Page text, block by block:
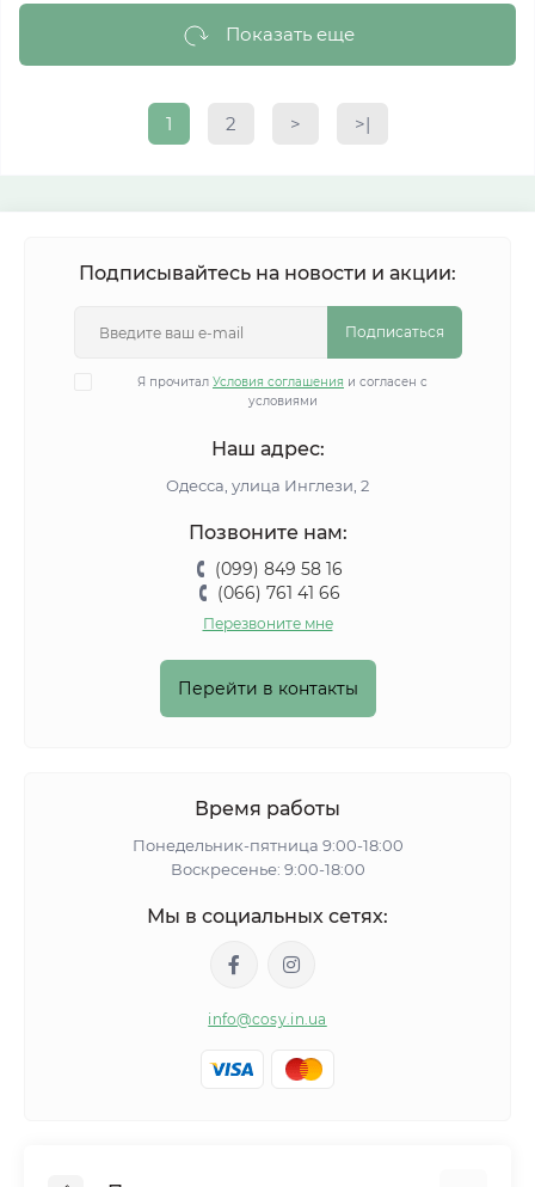
Показать еще
1 2 > >|
Подписывайтесь на новости и акции:
Подписаться
Я прочитал Условия соглашения и согласен с
условиями
Наш адрес:
Одесса, улица Инглези, 2
Позвоните нам:
(099) 849 58 16
(066) 761 41 66
Перезвоните мне
Перейти в контакты
Время работы
Понедельник-пятница 9:00-18:00
Воскресенье: 9:00-18:00
Мы в социальных сетях:
info@cosy.in.ua